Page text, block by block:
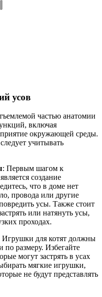
усов
частью анатомии
включая
окружающей среды.
учитывать
: Первым шагом к
создание
что в доме нет
провода или другие
усы. Также стоит
или натянуть усы,
проходах.
Игрушки для котят должны
размеру. Избегайте
могут застрять в усах
мягкие игрушки,
не будут представлять